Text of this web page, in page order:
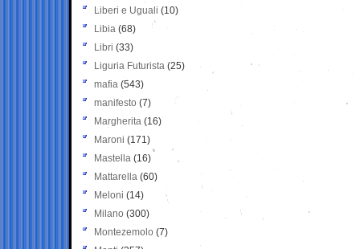
Liberi e Uguali (10)
Libia (68)
Libri (33)
Liguria Futurista (25)
mafia (543)
manifesto (7)
Margherita (16)
Maroni (171)
Mastella (16)
Mattarella (60)
Meloni (14)
Milano (300)
Montezemolo (7)